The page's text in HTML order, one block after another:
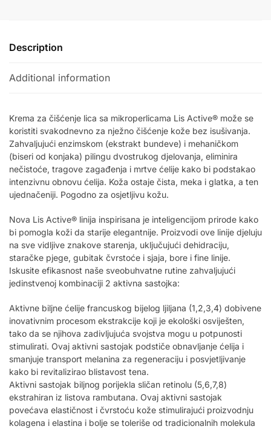
Description
Additional information
Krema za čišćenje lica sa mikroperlicama Lis Active® može se
koristiti svakodnevno za nježno čišćenje kože bez isušivanja.
Zahvaljujući enzimskom (ekstrakt bundeve) i mehaničkom
(biseri od konjaka) pilingu dvostrukog djelovanja, eliminira
nečistoće, tragove zagađenja i mrtve ćelije kako bi podstakao
intenzivnu obnovu ćelija. Koža ostaje čista, meka i glatka, a ten
ujednačeniji. Pogodno za osjetljivu kožu.
Nova Lis Active® linija inspirisana je inteligencijom prirode kako
bi pomogla koži da starije elegantnije. Proizvodi ove linije djeluju
na sve vidljive znakove starenja, uključujući dehidraciju,
staračke pjege, gubitak čvrstoće i sjaja, bore i fine linije.
Iskusite efikasnost naše sveobuhvatne rutine zahvaljujući
jedinstvenoj kombinaciji 2 aktivna sastojka:
Aktivne biljne ćelije francuskog bijelog ljiljana (1,2,3,4) dobivene
inovativnim procesom ekstrakcije koji je ekološki osviješten,
tako da se njihova zadivljujuća svojstva mogu u potpunosti
stimulirati. Ovaj aktivni sastojak podstiče obnavljanje ćelija i
smanjuje transport melanina za regeneraciju i posvjetljivanje
kako bi revitalizirao blistavost tena.
Aktivni sastojak biljnog porijekla sličan retinolu (5,6,7,8)
ekstrahiran iz listova rambutana. Ovaj aktivni sastojak
povećava elastičnost i čvrstoću kože stimulirajući proizvodnju
kolagena i elastina i bolje se toleriše od tradicionalnih molekula